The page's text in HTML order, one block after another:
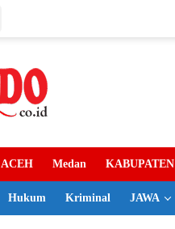
ACEH Medan KABUPATEN
Hukum Kriminal JAWA